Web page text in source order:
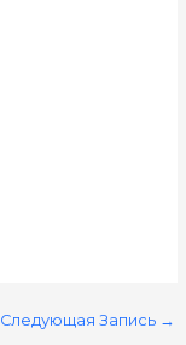
Следующая Запись →